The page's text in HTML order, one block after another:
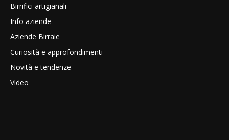
Birrifici artigianali
Info aziende
Aziende Birraie
Curiosità e approfondimenti
Novità e tendenze
Video